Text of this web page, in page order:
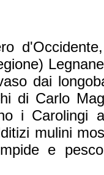
)
dai
di Carlo
i Carolingi
mulini
e